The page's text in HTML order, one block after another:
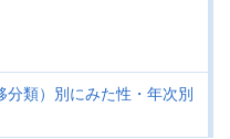
分類）別にみた性・年次別